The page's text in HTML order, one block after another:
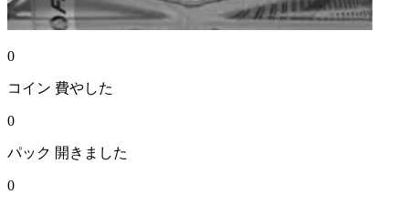
0
コイン 費やした
0
パック 開きました
0